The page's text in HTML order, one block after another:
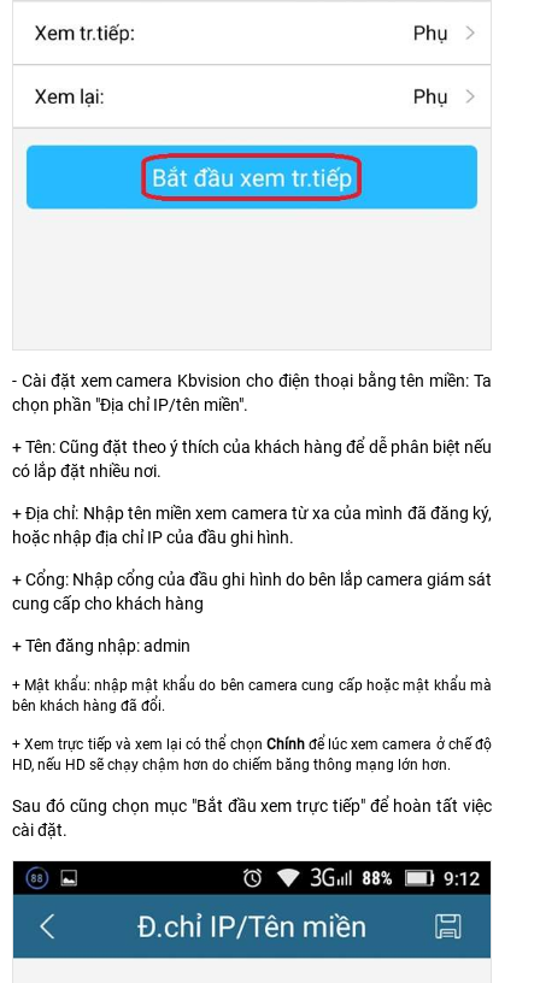
- Cài đặt xem camera Kbvision cho điện thoại bằng tên miền: Ta
chọn phần "Địa chỉ IP/tên miền".
+ Tên: Cũng đặt theo ý thích của khách hàng để dễ phân biệt nếu
có lắp đặt nhiều nơi.
+ Địa chỉ: Nhập tên miền xem camera từ xa của mình đã đăng ký,
hoặc nhập địa chỉ IP của đầu ghi hình.
+ Cổng: Nhập cổng của đầu ghi hình do bên lắp camera giám sát
cung cấp cho khách hàng
+ Tên đăng nhập: admin
+ Mật khẩu: nhập mật khẩu do bên camera cung cấp hoặc mật khẩu mà
bên khách hàng đã đổi.
+ Xem trực tiếp và xem lại có thể chọn Chínhđể lúc xem camera ở chế độ
HD, nếu HD sẽ chạy chậm hơn do chiếm băng thông mạng lớn hơn.
Sau đó cũng chọn mục "Bắt đầu xem trực tiếp" để hoàn tất việc
cài đặt.